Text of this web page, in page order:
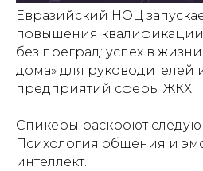
Евразийский НОЦ
повышения
без преград: успех в
дома» для руководителей
предприятий сферы ЖКХ.
Спикеры раскроют
Психология общения и
интеллект.